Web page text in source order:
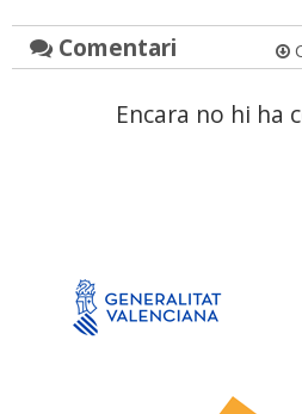
Comentari
Encara no hi ha